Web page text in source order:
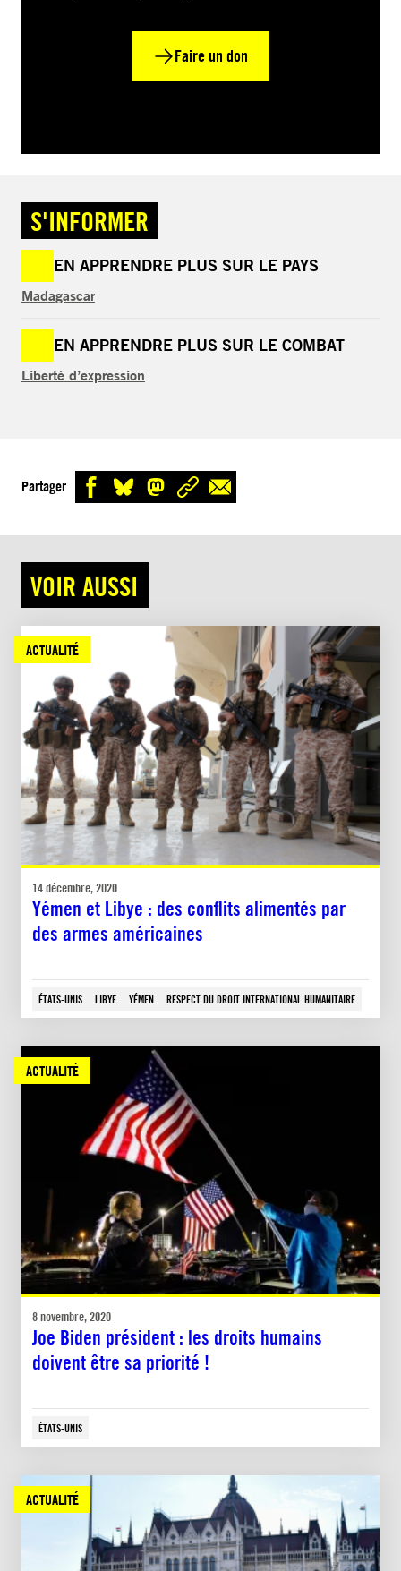
Faire un don
S'INFORMER
EN APPRENDRE PLUS SUR LE PAYS
Madagascar
EN APPRENDRE PLUS SUR LE COMBAT
Liberté d’expression
Partager
VOIR AUSSI
ACTUALITÉ
14 décembre, 2020
Yémen et Libye : des conflits alimentés par
des armes américaines
ÉTATS-UNIS LIBYE YÉMEN RESPECT DU DROIT INTERNATIONAL HUMANITAIRE
ACTUALITÉ
8 novembre, 2020
Joe Biden président : les droits humains
doivent être sa priorité !
ÉTATS-UNIS
ACTUALITÉ